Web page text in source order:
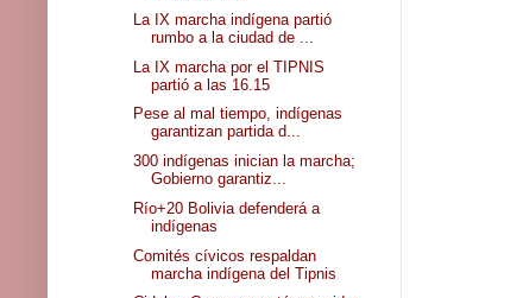
La IX marcha indígena partió
rumbo a la ciudad de ...
La IX marcha por el TIPNIS
partió a las 16.15
Pese al mal tiempo, indígenas
garantizan partida d...
300 indígenas inician la marcha;
Gobierno garantiz...
Río+20 Bolivia defenderá a
indígenas
Comités cívicos respaldan
marcha indígena del Tipnis